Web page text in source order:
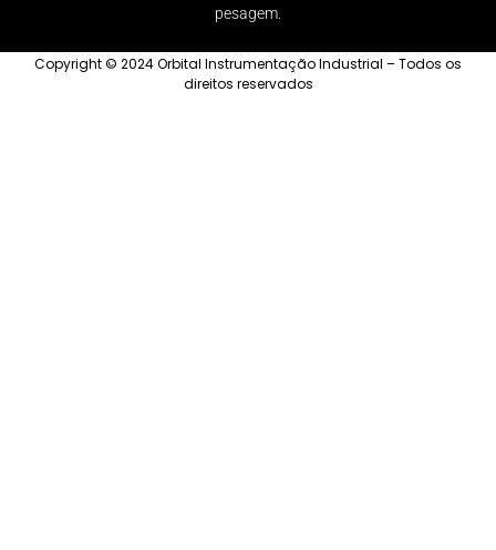
pesagem.
Copyright © 2024 Orbital Instrumentação Industrial – Todos os
direitos reservados